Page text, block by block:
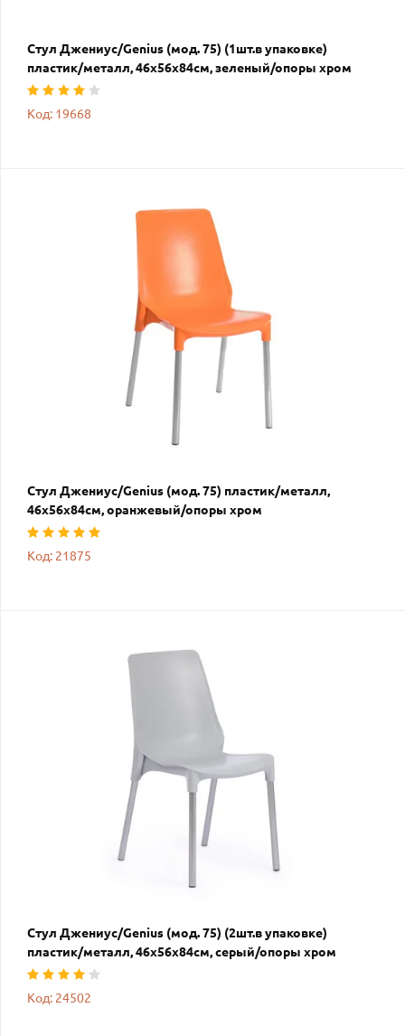
Стул Джениус/Genius (мод. 75) (1шт.в упаковке)
пластик/металл, 46x56x84cм, зеленый/опоры хром
Код: 19668
Стул Джениус/Genius (мод. 75) пластик/металл,
46x56x84cм, оранжевый/опоры хром
Код: 21875
Стул Джениус/Genius (мод. 75) (2шт.в упаковке)
пластик/металл, 46x56x84cм, серый/опоры хром
Код: 24502